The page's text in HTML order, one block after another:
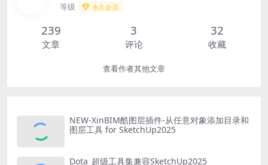
等级 永久会员
239
文章
3
评论
32
收藏
查看作者其他文章
NEW-XinBIM酷图层插件-从任意对象添加目录和
图层工具 for SketchUp2025
Dota_超级工具集兼容SketchUp2025